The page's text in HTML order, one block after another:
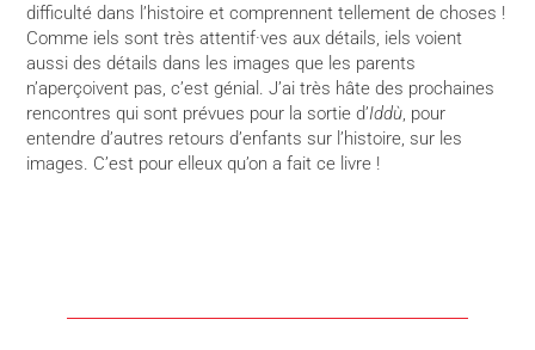
difficulté dans l’histoire et comprennent tellement de choses !
Comme iels sont très attentif·ves aux détails, iels voient
aussi des détails dans les images que les parents
n’aperçoivent pas, c’est génial. J’ai très hâte des prochaines
rencontres qui sont prévues pour la sortie d’Iddù, pour
entendre d’autres retours d’enfants sur l’histoire, sur les
images. C’est pour elleux qu’on a fait ce livre !